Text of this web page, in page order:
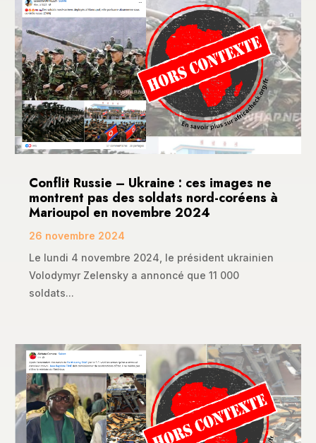
Conflit Russie – Ukraine : ces images ne
montrent pas des soldats nord-coréens à
Marioupol en novembre 2024
26 novembre 2024
Le lundi 4 novembre 2024, le président ukrainien
Volodymyr Zelensky a annoncé que 11 000
soldats...